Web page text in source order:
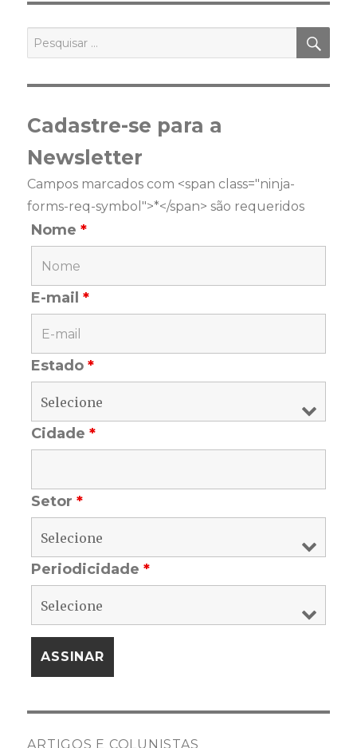
por:
Cadastre-se para a
Newsletter
Campos marcados com <span class="ninja-
forms-req-symbol">*</span> são requeridos
Nome*
E-mail*
Estado*
Cidade*
Setor*
Periodicidade*
ARTIGOS E COLUNISTAS